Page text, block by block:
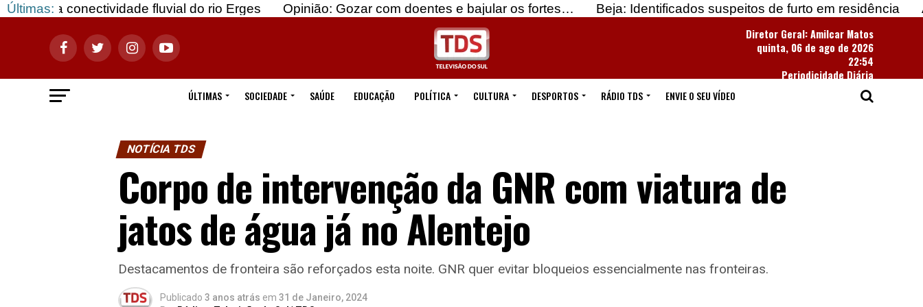
Últimas: fluvial do rio Erges Opinião: Gozar com doentes e bajular os fortes… Beja: Identificados suspeitos de furto em residência
Apreendidas
Diretor Geral: Amilcar Matos
quinta, 06 de ago de 2026
22:54
Periodicidade Diária
ÚLTIMAS
SOCIEDADE SAÚDE EDUCAÇÃO POLÍTICA CULTURA DESPORTOS RÁDIO TDS ENVIE O SEU VÍDEO
NOTÍCIA TDS
Corpo de intervenção da GNR com viatura de
jatos de água já no Alentejo
Destacamentos de fronteira são reforçados esta noite. GNR quer evitar bloqueios essencialmente nas fronteiras.
Publicado 3 anos atrás em 31 de Janeiro, 2024